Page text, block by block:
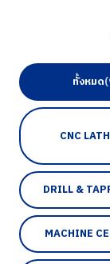
ทั้งหมด
CNC
DRILL &
MACHINE